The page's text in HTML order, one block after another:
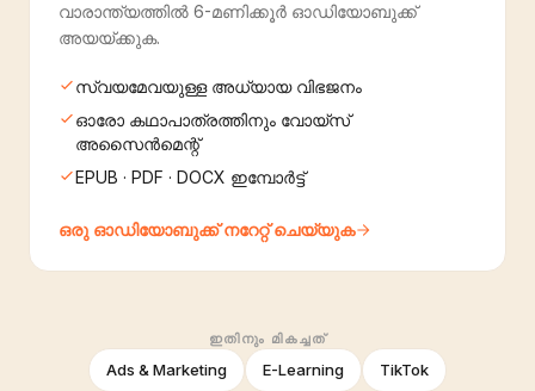
വാരാന്ത്യത്തിൽ 6-മണിക്കൂർ ഓഡിയോബുക്ക്
അയയ്ക്കുക.
സ്വയമേവയുള്ള അധ്യായ വിഭജനം
ഓരോ കഥാപാത്രത്തിനും വോയ്‌സ്
അസൈൻമെന്റ്
EPUB · PDF · DOCX ഇമ്പോർട്ട്
ഒരു ഓഡിയോബുക്ക് നറേറ്റ് ചെയ്യുക
ഇതിനും മികച്ചത്
Ads & Marketing E-Learning TikTok